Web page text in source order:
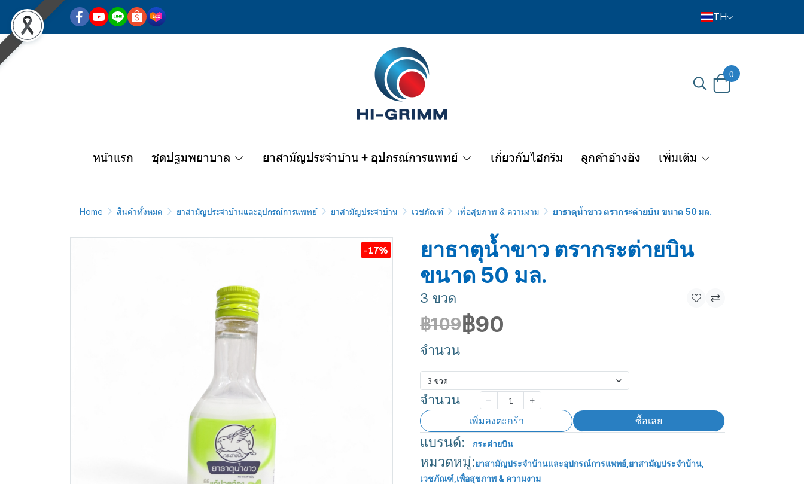
TH
0
หน้าแรก ชุดปฐมพยาบาล ยาสามัญประจำบ้าน + อุปกรณ์การแพทย์ เกี่ยวกับไฮกริม ลูกค้าอ้างอิง เพิ่มเติม
Home สินค้าทั้งหมด ยาสามัญประจำบ้านและอุปกรณ์การแพทย์ ยาสามัญประจำบ้าน เวชภัณฑ์ เพื่อสุขภาพ & ความงาม ยาธาตุน้ำขาว ตรากระต่ายบิน ขนาด 50 มล.
-17%
ยาธาตุน้ำขาว ตรากระต่ายบิน
ขนาด 50 มล.
3 ขวด
฿109฿90
จำนวน
3 ขวด
จำนวน
เพิ่มลงตะกร้า ซื้อเลย
แบรนด์: กระต่ายบิน
หมวดหมู่:ยาสามัญประจำบ้านและอุปกรณ์การแพทย์ ยาสามัญประจำบ้าน
เวชภัณฑ์ เพื่อสุขภาพ & ความงาม